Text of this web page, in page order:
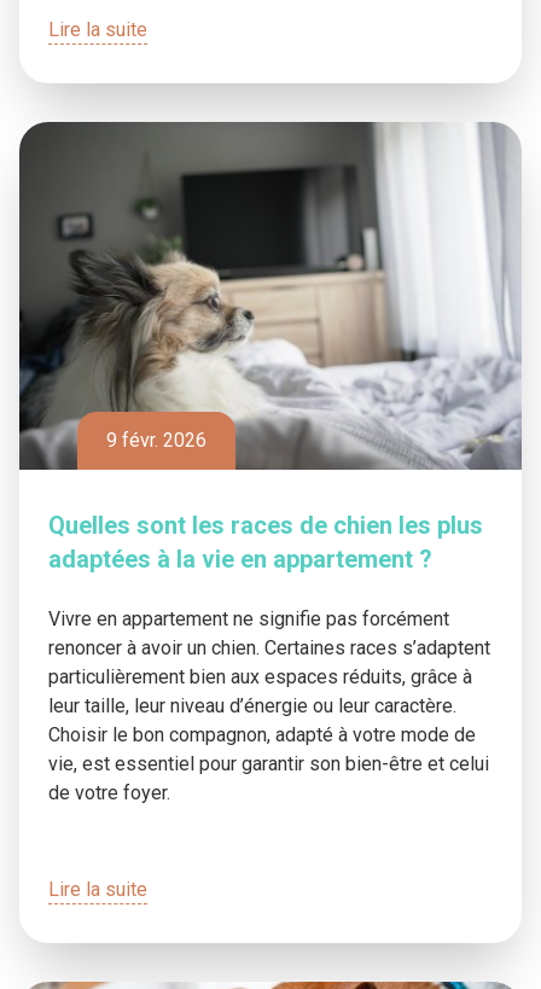
Lire la suite
9 févr. 2026
Quelles sont les races de chien les plus
adaptées à la vie en appartement ?
Vivre en appartement ne signifie pas forcément
renoncer à avoir un chien. Certaines races s’adaptent
particulièrement bien aux espaces réduits, grâce à
leur taille, leur niveau d’énergie ou leur caractère.
Choisir le bon compagnon, adapté à votre mode de
vie, est essentiel pour garantir son bien-être et celui
de votre foyer.
Lire la suite